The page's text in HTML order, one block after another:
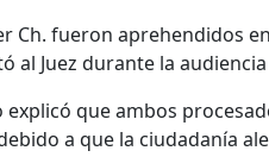
Ch. fueron aprehendidos
al Juez durante la
explicó que ambos
a que la ciudadanía